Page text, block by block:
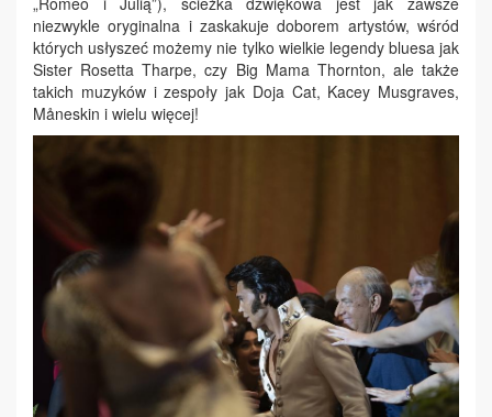
niezwykle oryginalna i zaskakuje doborem artystów, wśród
których usłyszeć możemy nie tylko wielkie legendy bluesa jak
Sister Rosetta Tharpe, czy Big Mama Thornton, ale także
takich muzyków i zespoły jak Doja Cat, Kacey Musgraves,
Måneskin i wielu więcej!